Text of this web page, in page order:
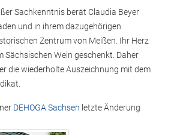
Sachkenntnis berät Claudia Beyer
und in ihrem dazugehörigen
Zentrum von Meißen. Ihr Herz
Sächsischen Wein geschenkt. Daher
die wiederholte Auszeichnung mit dem
DEHOGA Sachsen letzte Änderung